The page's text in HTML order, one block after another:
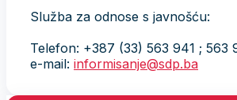
Služba za odnose s javnošću:
Telefon: +387 (33) 563 941 ; 563
e-mail: informisanje@sdp.ba